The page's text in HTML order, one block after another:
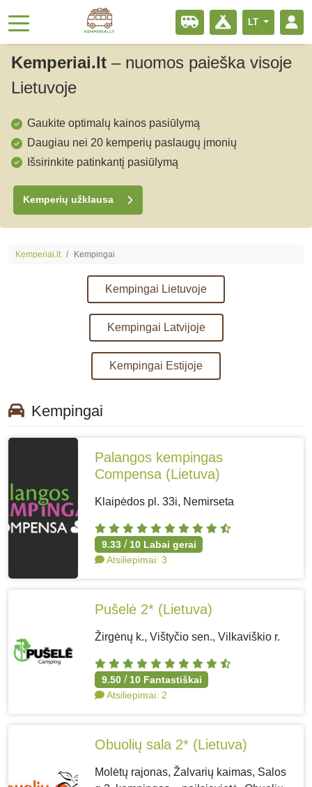
LT
Kemperiai.lt – nuomos paieška visoje
Lietuvoje
Gaukite optimalų kainos pasiūlymą
Daugiau nei 20 kemperių paslaugų įmonių
Išsirinkite patinkantį pasiūlymą
Kemperių užklausa
Kemperiai.lt Kempingai
Kempingai Lietuvoje
Kempingai Latvijoje
Kempingai Estijoje
Kempingai
Palangos kempingas
Compensa (Lietuva)
Klaipėdos pl. 33i, Nemirseta
9.33/ 10 Labai gerai
Atsiliepimai: 3
Pušelė 2* (Lietuva)
Žirgėnų k., Vištyčio sen., Vilkaviškio r.
9.50/ 10 Fantastiškai
Atsiliepimai: 2
Obuolių sala 2* (Lietuva)
Molėtų rajonas, Žalvarių kaimas, Salos